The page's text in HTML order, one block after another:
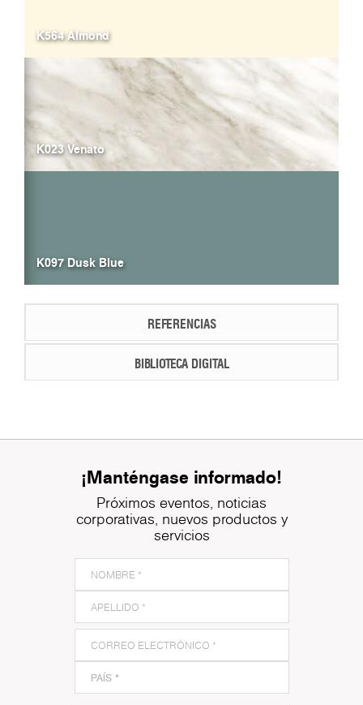
K564 Almond
K023 Venato
K097 Dusk Blue
REFERENCIAS
BIBLIOTECA DIGITAL
¡Manténgase informado!
Próximos eventos, noticias
corporativas, nuevos productos y
servicios